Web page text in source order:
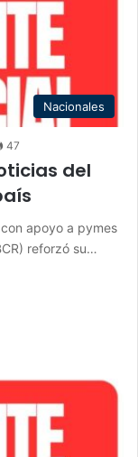
Nacionales
47
del
apoyo a pymes
reforzó su…